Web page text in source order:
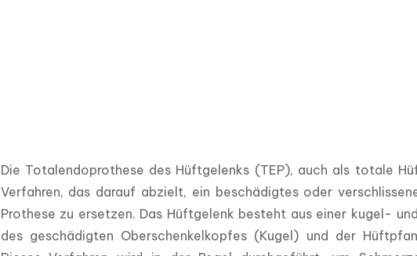
Die Totalendoprothese des Hüftgelenks (TEP), auch als totale
Verfahren, das darauf abzielt, ein beschädigtes oder
Prothese zu ersetzen. Das Hüftgelenk besteht aus einer kugel-
des geschädigten Oberschenkelkopfes (Kugel) und der